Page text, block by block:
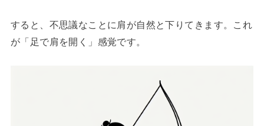
すると、不思議なことに肩が自然と下りてきます。これ
が「足で肩を開く」感覚です。